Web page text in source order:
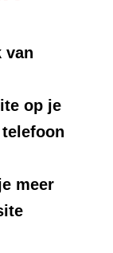
van
op je
meer